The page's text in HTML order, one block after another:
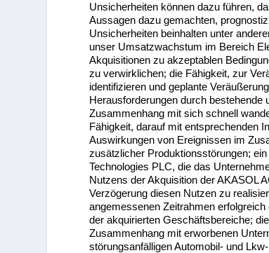
Unsicherheiten können dazu führen,
Aussagen dazu gemachten,
Unsicherheiten beinhalten unter
unser Umsatzwachstum im Bereich
Akquisitionen zu akzeptablen
zu verwirklichen; die Fähigkeit, zur
identifizieren und geplante
Herausforderungen durch
Zusammenhang mit sich schnell
Fähigkeit, darauf mit entsprechenden
Auswirkungen von Ereignissen im
zusätzlicher Produktionsstörungen;
Technologies PLC, die das
Nutzens der Akquisition der AKASOL
Verzögerung diesen Nutzen zu
angemessenen Zeitrahmen
der akquirierten Geschäftsbereiche;
Zusammenhang mit erworbenen
störungsanfälligen Automobil- und